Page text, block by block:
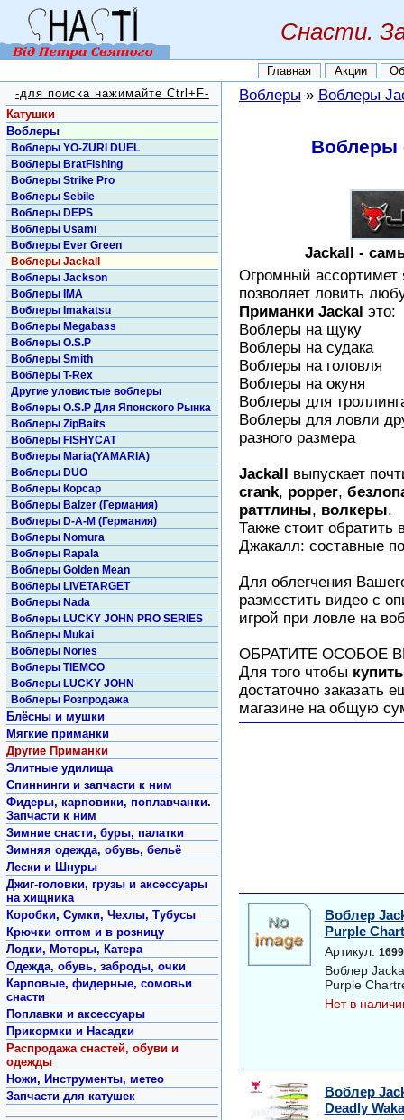
Снасти.
Главная Акции
Воблеры » Воблеры
Воблеры
Jackall -
Огромный ассортимет
позволяет ловить
Приманки Jackal это:
Воблеры на щуку
Воблеры на судака
Воблеры на головля
Воблеры на окуня
Воблеры для
Воблеры для ловли
разного размера
Jackall выпускает
crank, popper,
раттлины, волкеры.
Также стоит
Джакалл: составные
Для облегчения
разместить видео с
игрой при ловле на
ОБРАТИТЕ ОСОБОЕ
Для того чтобы
достаточно заказать
магазине на общую
Воблер
Purple
Артикул:
Воблер
Purple
Нет в
Воблер
Deadly
-для поиска нажимайте Ctrl+F-
Катушки
Воблеры
Воблеры YO-ZURI DUEL
Воблеры BratFishing
Воблеры Strike Pro
Воблеры Sebile
Воблеры DEPS
Воблеры Usami
Воблеры Ever Green
Воблеры Jackall
Воблеры Jackson
Воблеры IMA
Воблеры Imakatsu
Воблеры Megabass
Воблеры O.S.P
Воблеры Smith
Воблеры T-Rex
Другие уловистые воблеры
Воблеры O.S.P Для Японского Рынка
Воблеры ZipBaits
Воблеры FISHYCAT
Воблеры Maria(YAMARIA)
Воблеры DUO
Воблеры Корсар
Воблеры Balzer (Германия)
Воблеры D-A-M (Германия)
Воблеры Nomura
Воблеры Rapala
Воблеры Golden Mean
Воблеры LIVETARGET
Воблеры Nada
Воблеры LUCKY JOHN PRO SERIES
Воблеры Mukai
Воблеры Nories
Воблеры TIEMCO
Воблеры LUCKY JOHN
Воблеры Розпродажа
Блёсны и мушки
Мягкие приманки
Другие Приманки
Элитные удилища
Спиннинги и запчасти к ним
Фидеры, карповики, поплавчанки.
Запчасти к ним
Зимние снасти, буры, палатки
Зимняя одежда, обувь, бельё
Лески и Шнуры
Джиг-головки, грузы и аксессуары
на хищника
Коробки, Сумки, Чехлы, Тубусы
Крючки оптом и в розницу
Лодки, Моторы, Катера
Одежда, обувь, заброды, очки
Карповые, фидерные, сомовьи
снасти
Поплавки и аксессуары
Прикормки и Насадки
Распродажа снастей, обуви и
одежды
Ножи, Инструменты, метео
Запчасти для катушек